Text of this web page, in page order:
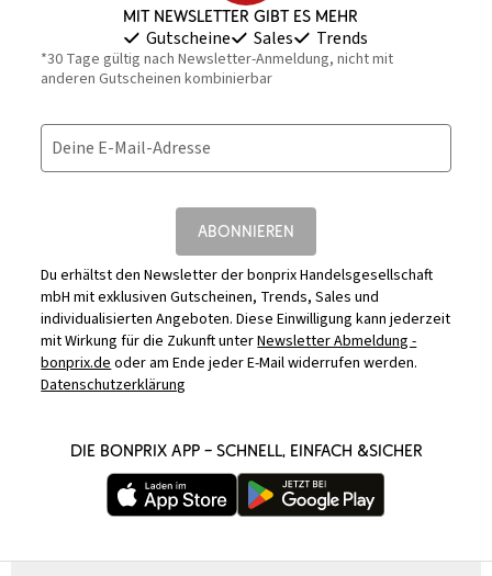
Mit Newsletter gibt es mehr
Gutscheine Sales Trends
*30 Tage gültig nach Newsletter-Anmeldung, nicht mit
anderen Gutscheinen kombinierbar
Deine E-Mail-Adresse
ABONNIEREN
Du erhältst den Newsletter der bonprix Handelsgesellschaft
mbH mit exklusiven Gutscheinen, Trends, Sales und
individualisierten Angeboten. Diese Einwilligung kann jederzeit
mit Wirkung für die Zukunft unterNewsletter Abmeldung -
bonprix.deoder am Ende jeder E-Mail widerrufen werden.
Datenschutzerklärung
DIE BONPRIX APP – SCHNELL, EINFACH &SICHER